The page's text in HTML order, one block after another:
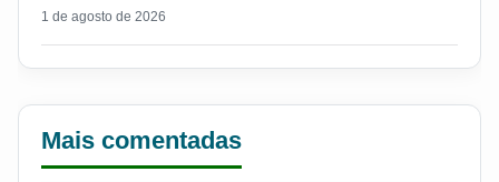
1 de agosto de 2026
Mais comentadas